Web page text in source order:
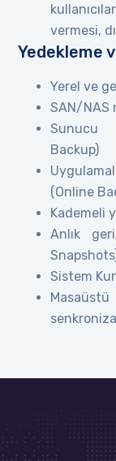
vermesi,
Yedekleme
Yerel ve
SAN/NAS
Sunucu
Backup)
(Online
Kademeli
Anlık
Sistem
Masaüstü